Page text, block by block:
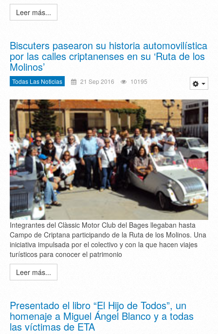
Leer más...
Biscuters pasearon su historia automovilística
por las calles criptanenses en su ‘Ruta de los
Molinos’
Todas Las Noticias 21 Sep 2016 10195
Integrantes del Clàssic Motor Club del Bages llegaban hasta
Campo de Criptana participando de la Ruta de los Molinos. Una
iniciativa impulsada por el colectivo y con la que hacen viajes
turísticos para conocer el patrimonio
Leer más...
Presentado el libro “El Hijo de Todos”, un
homenaje a Miguel Ángel Blanco y a todas
las víctimas de ETA